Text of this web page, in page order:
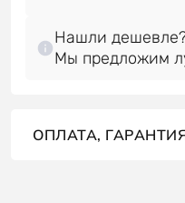
Нашли
Мы предложим
ОПЛАТА,